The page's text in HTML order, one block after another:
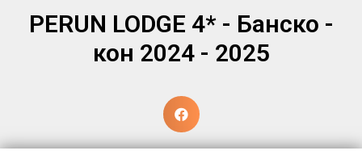
PERUN LODGE 4* - Банско -
кон 2024 - 2025